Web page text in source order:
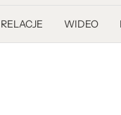
RELACJE WIDEO